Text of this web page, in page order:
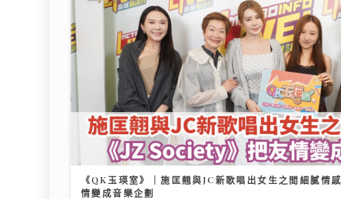
25/07/2026
《QK玉瑛室
情變成音樂
07/08/2026
港股下半年布局關鍵：專家拆解「七
翻身」真偽 聚焦北水與AI新趨勢
12/07/2026